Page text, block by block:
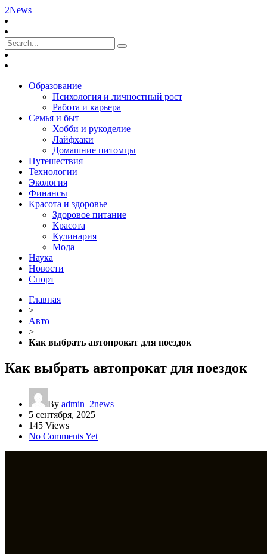
2News
Образование
Психология и личностный рост
Работа и карьера
Семья и быт
Хобби и рукоделие
Лайфхаки
Домашние питомцы
Путешествия
Технологии
Экология
Финансы
Красота и здоровье
Здоровое питание
Красота
Кулинария
Мода
Наука
Новости
Спорт
Главная
>
Авто
>
Как выбрать автопрокат для поездок
Как выбрать автопрокат для поездок
By admin_2news
5 сентября, 2025
145 Views
No Comments Yet